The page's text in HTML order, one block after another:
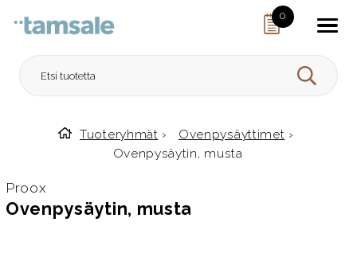
0
HAE
Etusivulle
Tuoteryhmät › Ovenpysäyttimet ›
Ovenpysäytin, musta
Proox
Ovenpysäytin, musta